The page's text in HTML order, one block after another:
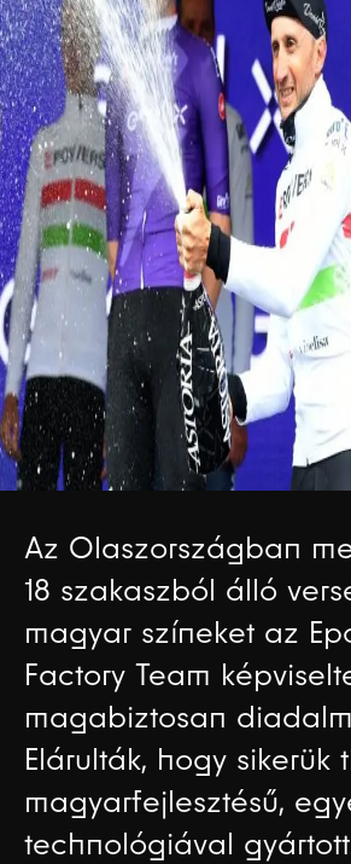
Az Olaszországban
18 szakaszból álló
magyar színeket az
Factory Team
magabiztosan
Elárulták, hogy sikerük
magyarfejlesztésű,
technológiával